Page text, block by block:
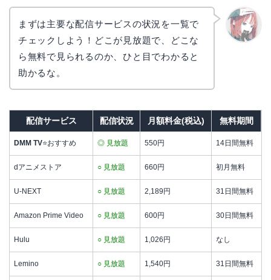
まずは主要な配信サービスの状況を一覧で
チェックしよう！どこが見放題で、どこな
ら無料で見られるのか、ひと目でわかると
助かるな。
配信サービス 配信状況 月額料金(税込) 無料期間
DMM TV⭐おすすめ ◎ 見放題 550円 14日間無料
dアニメストア ○ 見放題 660円 初月無料
U-NEXT ○ 見放題 2,189円 31日間無料
Amazon Prime Video ○ 見放題 600円 30日間無料
Hulu ○ 見放題 1,026円 なし
Lemino ○ 見放題 1,540円 31日間無料